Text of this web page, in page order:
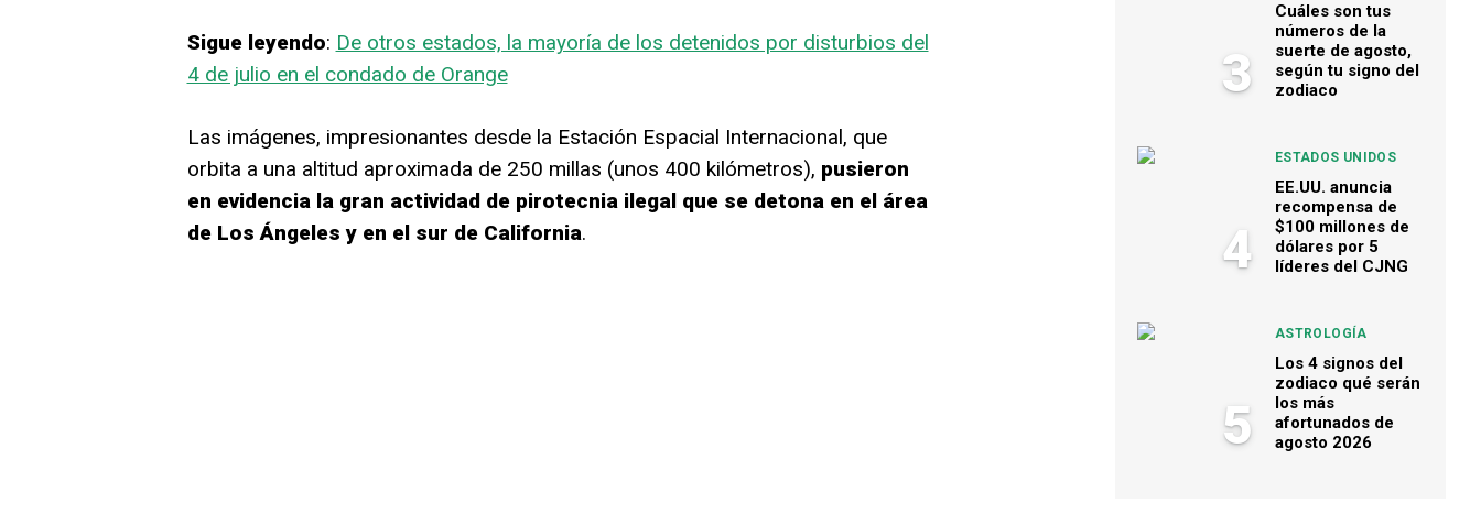
Sigue leyendo: De otros estados, la mayoría de los detenidos por disturbios del
4 de julio en el condado de Orange
Las imágenes, impresionantes desde la Estación Espacial Internacional, que
orbita a una altitud aproximada de 250 millas (unos 400 kilómetros), pusieron
en evidencia la gran actividad de pirotecnia ilegal que se detona en el área
de Los Ángeles y en el sur de California.
3
Cuáles son tus
números de la
suerte de agosto,
según tu signo del
zodiaco
4
ESTADOS UNIDOS
EE.UU. anuncia
recompensa de
$100 millones de
dólares por 5
líderes del CJNG
5
ASTROLOGÍA
Los 4 signos del
zodiaco qué serán
los más
afortunados de
agosto 2026